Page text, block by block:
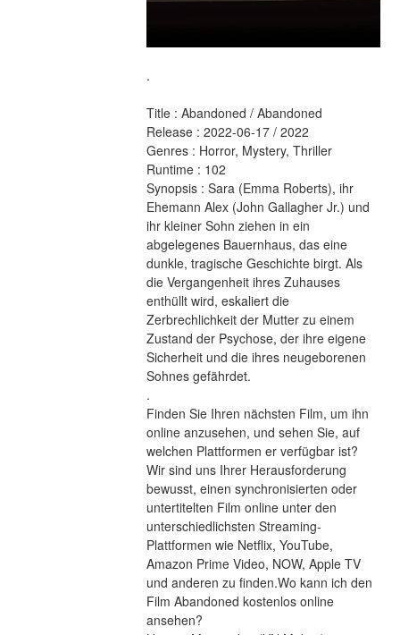
.
Title : Abandoned / Abandoned
Release : 2022-06-17 / 2022
Genres : Horror, Mystery, Thriller
Runtime : 102
Synopsis : Sara (Emma Roberts), ihr
Ehemann Alex (John Gallagher Jr.) und
ihr kleiner Sohn ziehen in ein
abgelegenes Bauernhaus, das eine
dunkle, tragische Geschichte birgt. Als
die Vergangenheit ihres Zuhauses
enthüllt wird, eskaliert die
Zerbrechlichkeit der Mutter zu einem
Zustand der Psychose, der ihre eigene
Sicherheit und die ihres neugeborenen
Sohnes gefährdet.
.
Finden Sie Ihren nächsten Film, um ihn
online anzusehen, und sehen Sie, auf
welchen Plattformen er verfügbar ist?
Wir sind uns Ihrer Herausforderung
bewusst, einen synchronisierten oder
untertitelten Film online unter den
unterschiedlichsten Streaming-
Plattformen wie Netflix, YouTube,
Amazon Prime Video, NOW, Apple TV
und anderen zu finden.Wo kann ich den
Film Abandoned kostenlos online
ansehen?